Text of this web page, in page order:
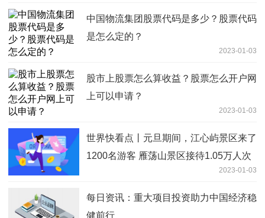
中国物流集团股票代码是多少？股票代码
是怎么定的？
2023-01-03
股市上股票怎么算收益？股票怎么开户网
上可以申请？
2023-01-03
世界快看点丨元旦期间，江心屿景区来了
1200名游客 雁荡山景区接待1.05万人次
2023-01-03
每日资讯：重大项目投资助力中国经济稳
健前行